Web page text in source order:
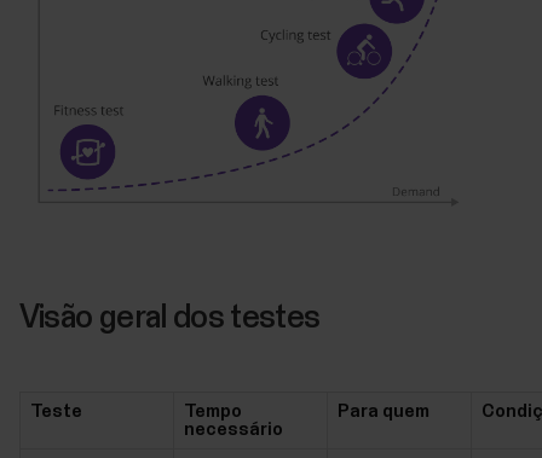
Visão geral dos testes
Teste
Tempo
necessário
Para quem